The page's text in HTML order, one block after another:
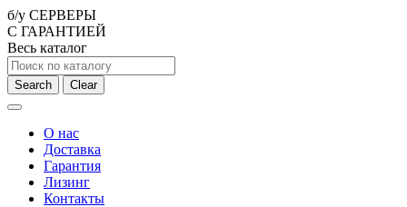
б/у СЕРВЕРЫ
С ГАРАНТИЕЙ
Весь каталог
Search Clear
О нас
Доставка
Гарантия
Лизинг
Контакты